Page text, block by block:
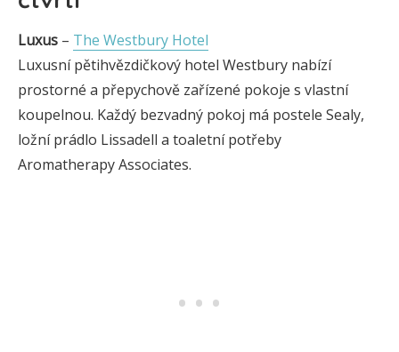
Luxus – The Westbury Hotel
Luxusní pětihvězdičkový hotel Westbury nabízí
prostorné a přepychově zařízené pokoje s vlastní
koupelnou. Každý bezvadný pokoj má postele Sealy,
ložní prádlo Lissadell a toaletní potřeby
Aromatherapy Associates.